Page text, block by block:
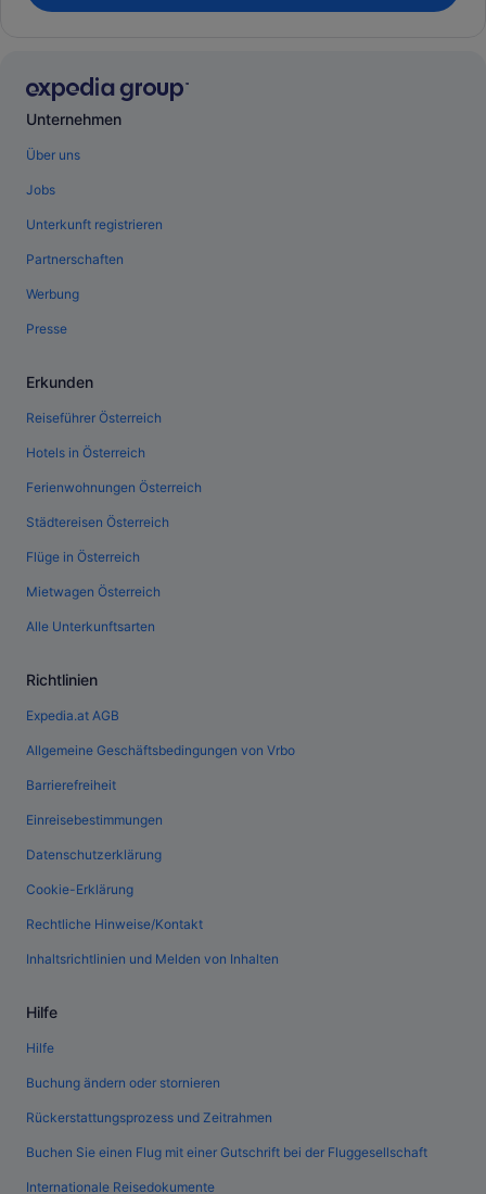
Unternehmen
Über uns
Jobs
Unterkunft registrieren
Partnerschaften
Werbung
Presse
Erkunden
Reiseführer Österreich
Hotels in Österreich
Ferienwohnungen Österreich
Städtereisen Österreich
Flüge in Österreich
Mietwagen Österreich
Alle Unterkunftsarten
Richtlinien
Expedia.at AGB
Allgemeine Geschäftsbedingungen von Vrbo
Barrierefreiheit
Einreisebestimmungen
Datenschutzerklärung
Cookie-Erklärung
Rechtliche Hinweise/Kontakt
Inhaltsrichtlinien und Melden von Inhalten
Hilfe
Hilfe
Buchung ändern oder stornieren
Rückerstattungsprozess und Zeitrahmen
Buchen Sie einen Flug mit einer Gutschrift bei der Fluggesellschaft
Internationale Reisedokumente